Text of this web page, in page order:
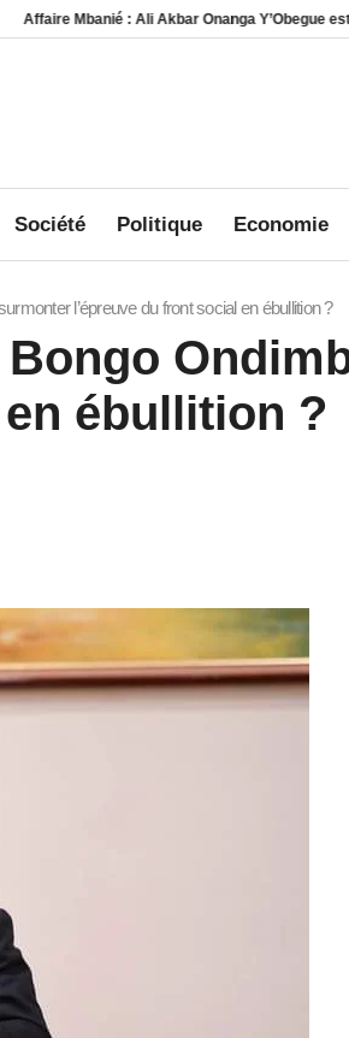
: Ali Akbar Onanga Y’Obegue estime que le
Société Politique Economie
l’épreuve du front social en ébullition ?
ébullition ?